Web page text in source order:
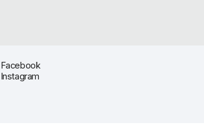
Facebook
Instagram